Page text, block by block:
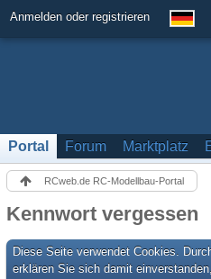
Anmelden oder registrieren
Portal Forum Marktplatz
RCweb.de RC-Modellbau-Portal
Kennwort vergessen
Diese Seite verwendet Cookies.
erklären Sie sich damit